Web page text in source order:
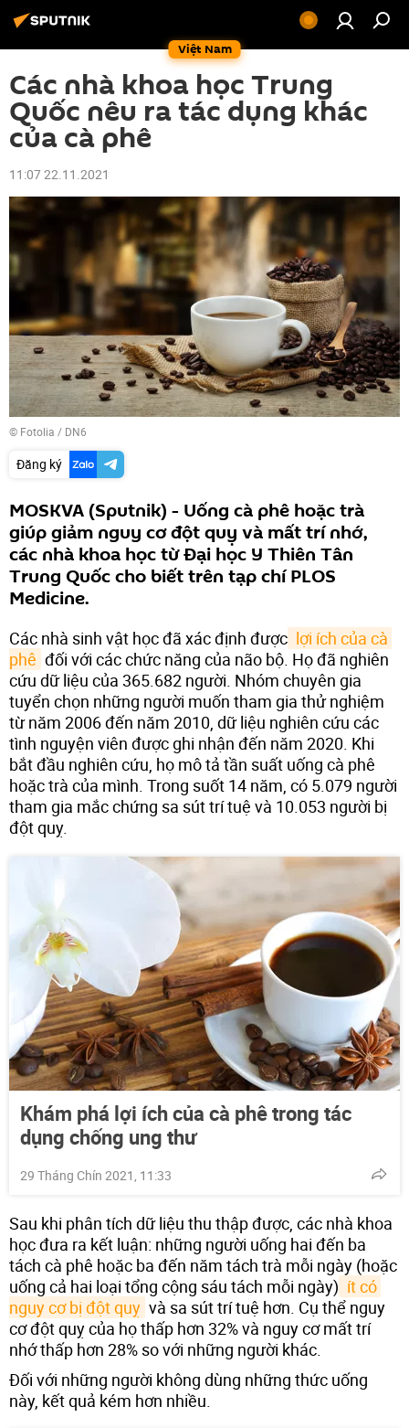
Việt Nam
Các nhà khoa học Trung
Quốc nêu ra tác dụng khác
của cà phê
11:07 22.11.2021
© Fotolia / DN6
Đăng ký
MOSKVA (Sputnik) - Uống cà phê hoặc trà
giúp giảm nguy cơ đột quỵ và mất trí nhớ,
các nhà khoa học từ Đại học Y Thiên Tân
Trung Quốc cho biết trên tạp chí PLOS
Medicine.
Các nhà sinh vật học đã xác định được lợi ích của cà
phê đối với các chức năng của não bộ. Họ đã nghiên
cứu dữ liệu của 365.682 người. Nhóm chuyên gia
tuyển chọn những người muốn tham gia thử nghiệm
từ năm 2006 đến năm 2010, dữ liệu nghiên cứu các
tình nguyện viên được ghi nhận đến năm 2020. Khi
bắt đầu nghiên cứu, họ mô tả tần suất uống cà phê
hoặc trà của mình. Trong suốt 14 năm, có 5.079 người
tham gia mắc chứng sa sút trí tuệ và 10.053 người bị
đột quỵ.
Khám phá lợi ích của cà phê trong tác
dụng chống ung thư
29 Tháng Chín 2021, 11:33
Sau khi phân tích dữ liệu thu thập được, các nhà khoa
học đưa ra kết luận: những người uống hai đến ba
tách cà phê hoặc ba đến năm tách trà mỗi ngày (hoặc
uống cả hai loại tổng cộng sáu tách mỗi ngày) ít có
nguy cơ bị đột quỵ và sa sút trí tuệ hơn. Cụ thể nguy
cơ đột quỵ của họ thấp hơn 32% và nguy cơ mất trí
nhớ thấp hơn 28% so với những người khác.
Đối với những người không dùng những thức uống
này, kết quả kém hơn nhiều.